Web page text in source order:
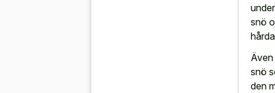
snö
snö
den